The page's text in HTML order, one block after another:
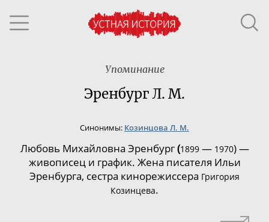
Упоминание
Эренбург Л. М.
Синонимы: Козинцова Л. М.
Любовь Михайловна Эренбург(1899— 1970) —
живописец и график. Жена писателя Ильи
Эренбурга, сестра кинорежиссера Григория
Козинцева.